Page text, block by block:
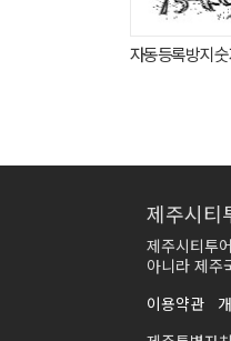
자동등록방지
제주시티
제주시티투
아니라 제주
이용약관